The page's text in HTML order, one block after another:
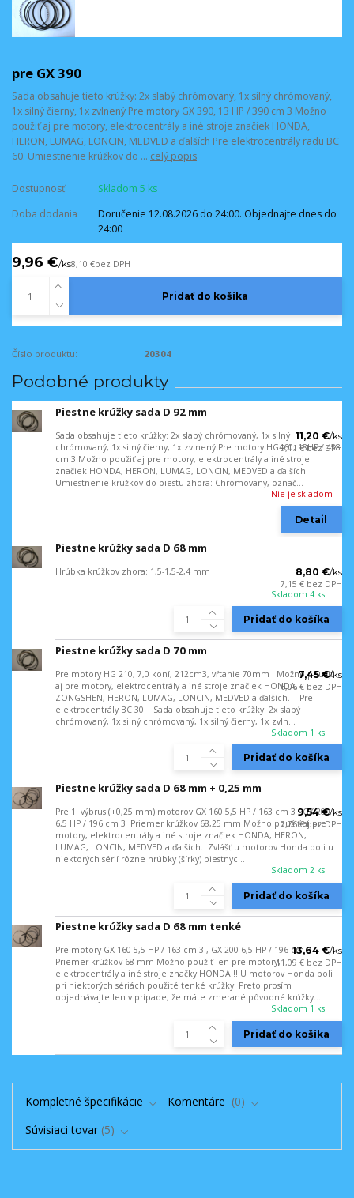
pre GX 390
Sada obsahuje tieto krúžky: 2x slabý chrómovaný, 1x silný chrómovaný,
1x silný čierny, 1x zvlnený Pre motory GX 390, 13 HP / 390 cm 3 Možno
použiť aj pre motory, elektrocentrály a iné stroje značiek HONDA,
HERON, LUMAG, LONCIN, MEDVED a ďalších Pre elektrocentrály radu BC
60. Umiestnenie krúžkov do ... celý popis
Dostupnosť
Skladom 5 ks
Doba dodania
Doručenie 12.08.2026 do 24:00. Objednajte dnes do
24:00
9,96 €/ks8,10 €bez DPH
Pridať do košíka
Číslo produktu: 20304
Podobné produkty
Piestne krúžky sada D 92 mm
Sada obsahuje tieto krúžky: 2x slabý chrómovaný, 1x silný
chrómovaný, 1x silný čierny, 1x zvlnený Pre motory HG460, 18HP / 458
cm 3 Možno použiť aj pre motory, elektrocentrály a iné stroje
značiek HONDA, HERON, LUMAG, LONCIN, MEDVED a ďalších
Umiestnenie krúžkov do piestu zhora: Chrómovaný, označ...
11,20 €/ks
9,11 €bez DPH
Nie je skladom
Detail
Piestne krúžky sada D 68 mm
Hrúbka krúžkov zhora: 1,5-1,5-2,4 mm 8,80 €/ks
7,15 € bez DPH
Skladom 4 ks
Pridať do košíka
Piestne krúžky sada D 70 mm
Pre motory HG 210, 7,0 koní, 212cm3, vŕtanie 70mm Možno použiť
aj pre motory, elektrocentrály a iné stroje značiek HONDA,
ZONGSHEN, HERON, LUMAG, LONCIN, MEDVED a ďalších. Pre
elektrocentrály BC 30. Sada obsahuje tieto krúžky: 2x slabý
chrómovaný, 1x silný chrómovaný, 1x silný čierny, 1x zvln...
7,45 €/ks
6,06 € bez DPH
Skladom 1 ks
Pridať do košíka
Piestne krúžky sada D 68 mm + 0,25 mm
Pre 1. výbrus (+0,25 mm) motorov GX 160 5,5 HP / 163 cm 3 , GX 200
6,5 HP / 196 cm 3 Priemer krúžkov 68,25 mm Možno použiť aj pre
motory, elektrocentrály a iné stroje značiek HONDA, HERON,
LUMAG, LONCIN, MEDVED a ďalších. Zvlášť u motorov Honda boli u
niektorých sérií rôzne hrúbky (šírky) piestnyc...
9,54 €/ks
7,76 €bez DPH
Skladom 2 ks
Pridať do košíka
Piestne krúžky sada D 68 mm tenké
Pre motory GX 160 5,5 HP / 163 cm 3 , GX 200 6,5 HP / 196 cm 3
Priemer krúžkov 68 mm Možno použiť len pre motory,
elektrocentrály a iné stroje značky HONDA!!! U motorov Honda boli
pri niektorých sériách použité tenké krúžky. Preto prosím
objednávajte len v prípade, že máte zmerané pôvodné krúžky....
13,64 €/ks
11,09 € bez DPH
Skladom 1 ks
Pridať do košíka
Kompletné špecifikácie Komentáre
0
Súvisiaci tovar 5